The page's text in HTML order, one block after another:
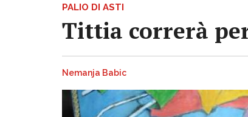
PALIO DI ASTI
Tittia correrà
Nemanja Babic